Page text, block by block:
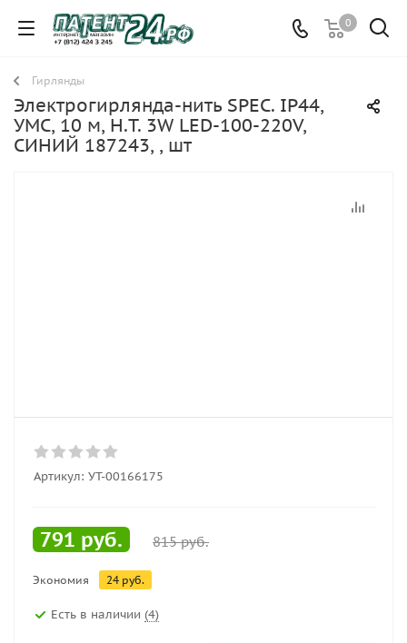
0
Гирлянды
Электрогирлянда-нить SPEC. IP44,
УМС, 10 м, Н.Т. 3W LED-100-220V,
СИНИЙ 187243, , шт
Артикул: УТ-00166175
791 руб. 815руб.
Экономия 24 руб.
Есть в наличии (4)